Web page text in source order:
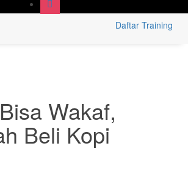
Daftar Training
Wakaf,
Beli Kopi